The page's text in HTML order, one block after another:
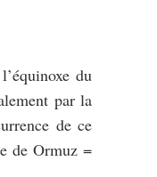
du
par la
de ce
de Ormuz =